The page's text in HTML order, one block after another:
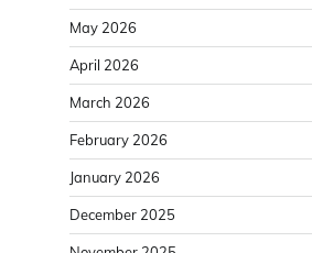
May 2026
April 2026
March 2026
February 2026
January 2026
December 2025